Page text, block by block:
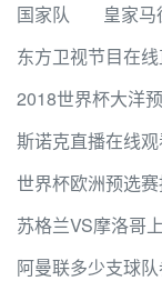
国家队
皇家马
东方卫视节目在
2018世界杯大洋
斯诺克直播在线
世界杯欧洲预选
苏格兰VS摩洛哥
阿曼联多少支球